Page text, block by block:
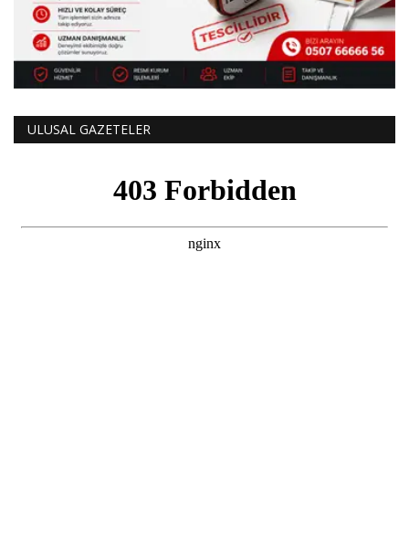
ULUSAL GAZETELER